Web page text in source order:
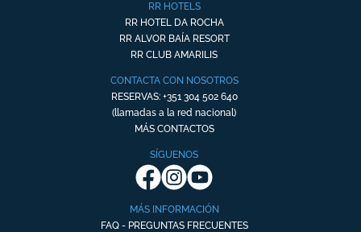
RR HOTELS
RR HOTEL DA ROCHA
RR ALVOR BAÍA RESORT
RR CLUB AMARILIS
CONTACTA CON NOSOTROS
RESERVAS: +351 304 502 640
(llamadas a la red nacional)
MÁS CONTACTOS
SÍGUENOS
MÁS INFORMACIÓN
FAQ - PREGUNTAS FRECUENTES